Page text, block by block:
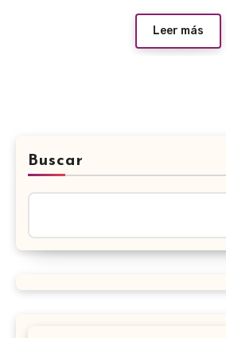
Leer más
Buscar